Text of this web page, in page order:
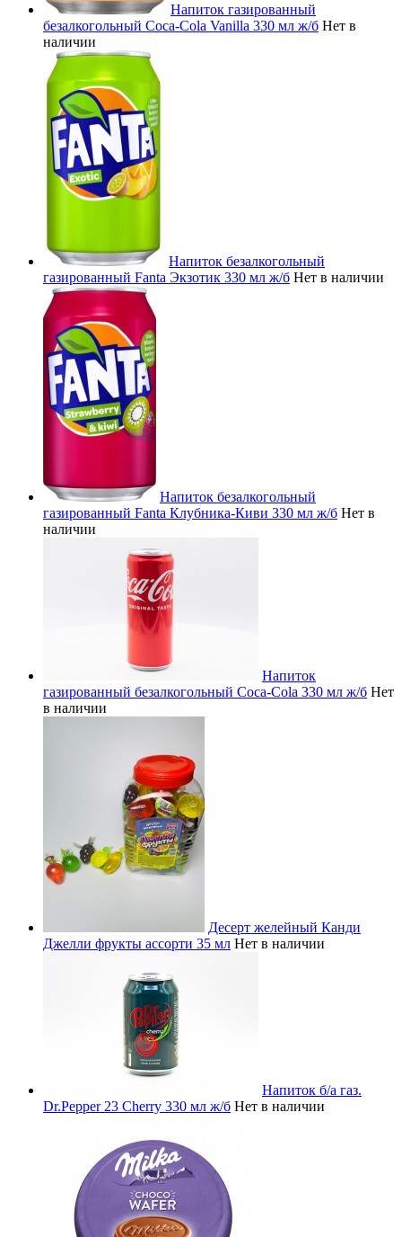
Напиток газированный
безалкогольный Coca-Cola Vanilla 330 мл ж/б Нет в
наличии
Напиток безалкогольный
газированный Fanta Экзотик 330 мл ж/б Нет в наличии
Напиток безалкогольный
газированный Fanta Клубника-Киви 330 мл ж/б Нет в
наличии
Напиток
газированный безалкогольный Coca-Cola 330 мл ж/б Нет
в наличии
Десерт желейный Канди
Джелли фрукты ассорти 35 мл Нет в наличии
Напиток б/а газ.
Dr.Pepper 23 Cherry 330 мл ж/б Нет в наличии